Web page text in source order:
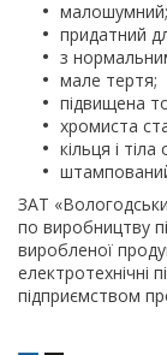
малошумний;
придатний
з
мале тертя;
підвищена
хромиста
кільця і
ЗАТ
по виробництву
виробленої
електротехнічні
підприємством